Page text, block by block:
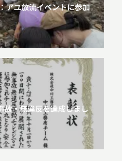
アユ放流イベントに参加
故・無違反を達成しまし